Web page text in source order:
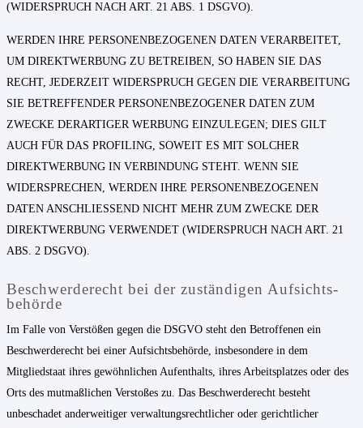
(WIDERSPRUCH NACH ART. 21 ABS. 1 DSGVO).
WERDEN IHRE PERSONENBEZOGENEN DATEN VERARBEITET,
UM DIREKTWERBUNG ZU BETREIBEN, SO HABEN SIE DAS
RECHT, JEDERZEIT WIDERSPRUCH GEGEN DIE VERARBEITUNG
SIE BETREFFENDER PERSONENBEZOGENER DATEN ZUM
ZWECKE DERARTIGER WERBUNG EINZULEGEN; DIES GILT
AUCH FÜR DAS PROFILING, SOWEIT ES MIT SOLCHER
DIREKTWERBUNG IN VERBINDUNG STEHT. WENN SIE
WIDERSPRECHEN, WERDEN IHRE PERSONENBEZOGENEN
DATEN ANSCHLIESSEND NICHT MEHR ZUM ZWECKE DER
DIREKTWERBUNG VERWENDET (WIDERSPRUCH NACH ART. 21
ABS. 2 DSGVO).
Beschwerde­recht bei der zuständigen Aufsichts­
behörde
Im Falle von Verstößen gegen die DSGVO steht den Betroffenen ein
Beschwerderecht bei einer Aufsichtsbehörde, insbesondere in dem
Mitgliedstaat ihres gewöhnlichen Aufenthalts, ihres Arbeitsplatzes oder des
Orts des mutmaßlichen Verstoßes zu. Das Beschwerderecht besteht
unbeschadet anderweitiger verwaltungsrechtlicher oder gerichtlicher